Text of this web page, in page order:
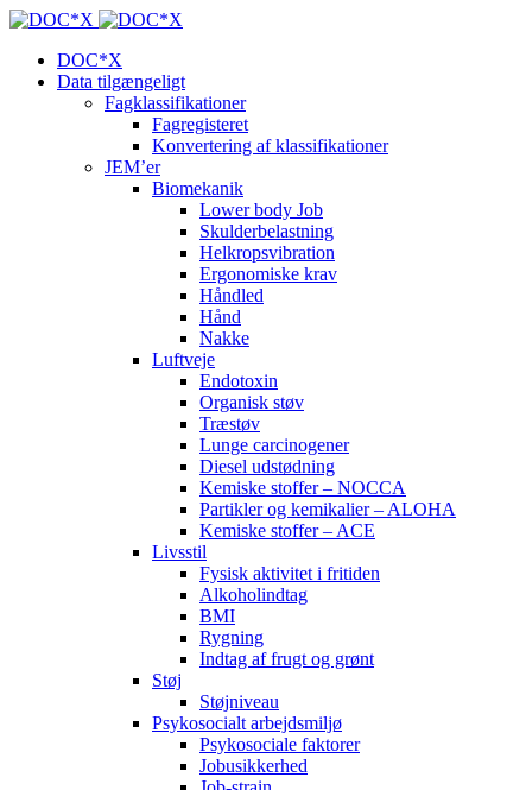
DOC*X
Data tilgængeligt
Fagklassifikationer
Fagregisteret
Konvertering af klassifikationer
JEM’er
Biomekanik
Lower body Job
Skulderbelastning
Helkropsvibration
Ergonomiske krav
Håndled
Hånd
Nakke
Luftveje
Endotoxin
Organisk støv
Træstøv
Lunge carcinogener
Diesel udstødning
Kemiske stoffer – NOCCA
Partikler og kemikalier – ALOHA
Kemiske stoffer – ACE
Livsstil
Fysisk aktivitet i fritiden
Alkoholindtag
BMI
Rygning
Indtag af frugt og grønt
Støj
Støjniveau
Psykosocialt arbejdsmiljø
Psykosociale faktorer
Jobusikkerhed